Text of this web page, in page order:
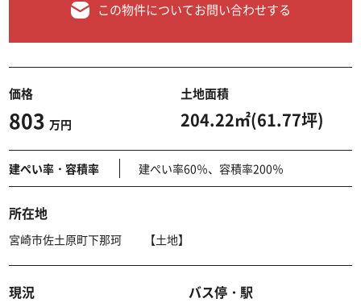
この物件についてお問い合わせする
価格
803 万円
土地面積
204.22㎡(61.77坪)
建ぺい率・容積率 建ぺい率60％、容積率200％
所在地
宮崎市佐土原町下那珂 【土地】
現況 バス停・駅